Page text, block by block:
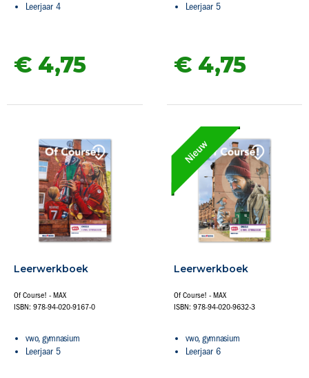
Leerjaar 4
€ 4,75
Leerjaar 5
€ 4,75
Leerwerkboek
Of Course! - MAX
ISBN: 978-94-020-9167-0
vwo, gymnasium
Leerjaar 5
Leerwerkboek
Of Course! - MAX
ISBN: 978-94-020-9632-3
vwo, gymnasium
Leerjaar 6